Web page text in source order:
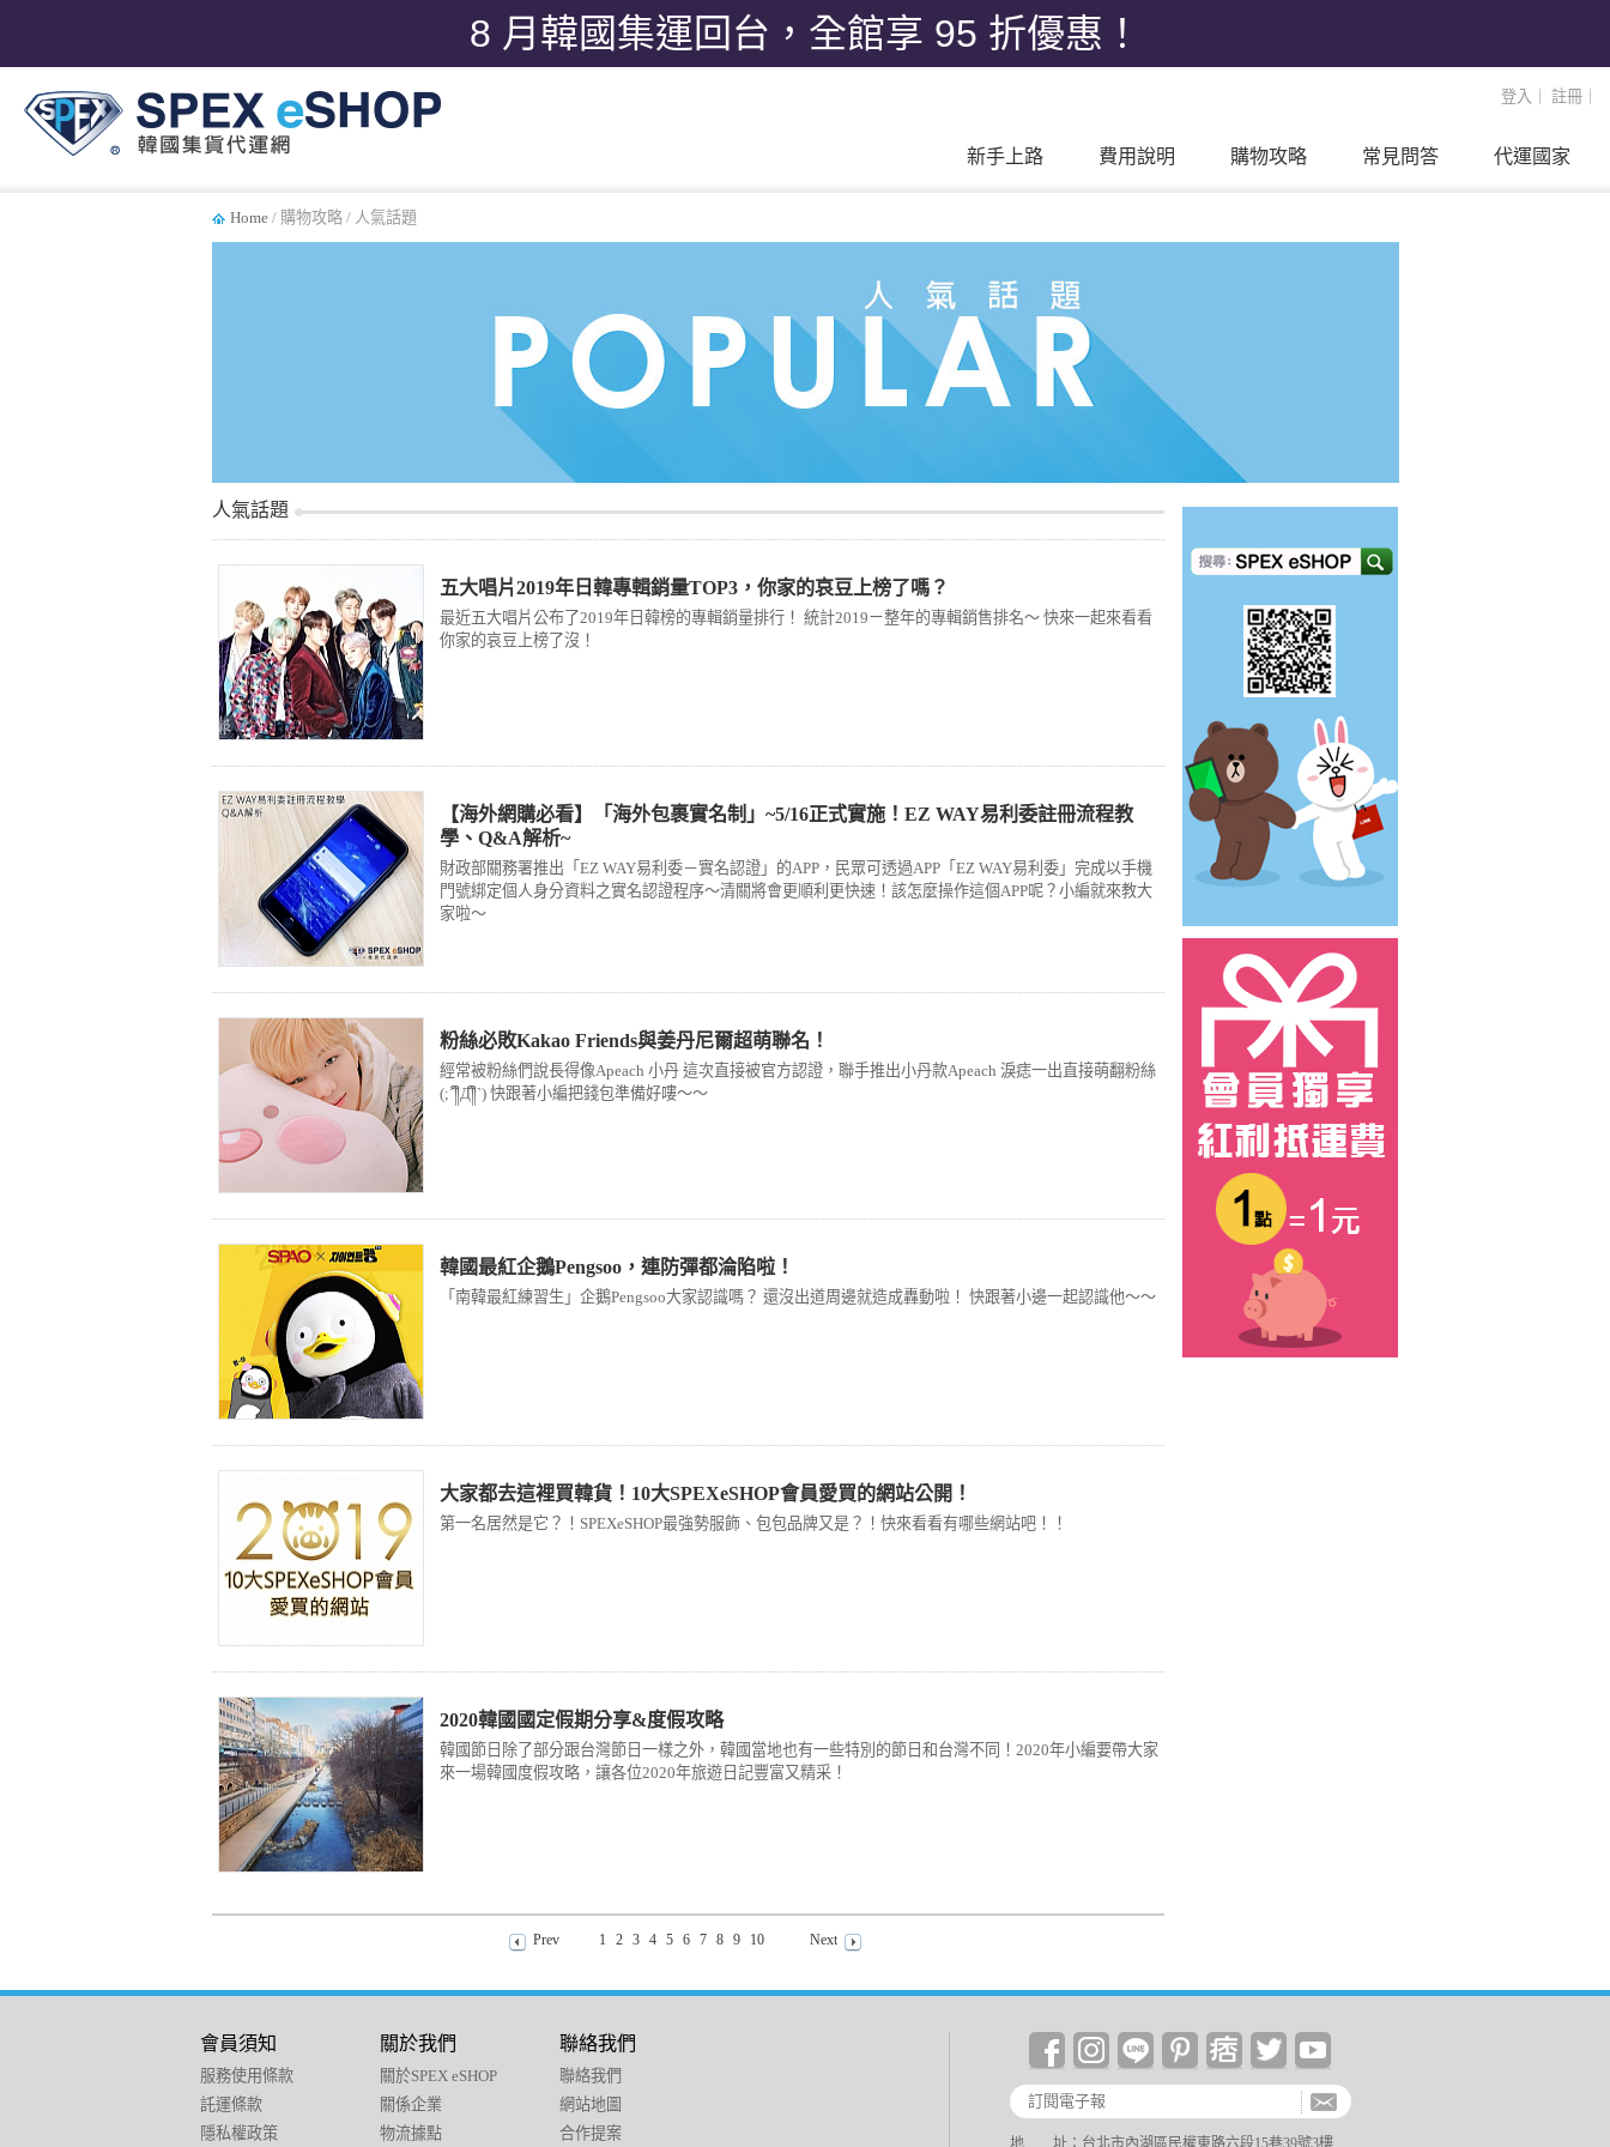
8 月韓國集運回台，全館享 95 折優惠！
登入 註冊
代運國家
常見問答
購物攻略
費用說明
新手上路
Home / 購物攻略 / 人氣話題
人氣話題
五大唱片2019年日韓專輯銷量TOP3，你家的哀豆上榜了嗎？
最近五大唱片公布了2019年日韓榜的專輯銷量排行！ 統計2019ㄧ整年的專輯銷售排名～ 快來一起來看看
你家的哀豆上榜了沒！
【海外網購必看】「海外包裹實名制」~5/16正式實施！EZ WAY易利委註冊流程教
學、Q&A解析~
財政部關務署推出「EZ WAY易利委－實名認證」的APP，民眾可透過APP「EZ WAY易利委」完成以手機
門號綁定個人身分資料之實名認證程序～清關將會更順利更快速！該怎麼操作這個APP呢？小編就來教大
家啦～
粉絲必敗Kakao Friends與姜丹尼爾超萌聯名！
經常被粉絲們說長得像Apeach 小丹 這次直接被官方認證，聯手推出小丹款Apeach 淚痣一出直接萌翻粉絲
(;´༎ຶД༎ຶ`) 快跟著小編把錢包準備好嘍～～
韓國最紅企鵝Pengsoo，連防彈都淪陷啦！
「南韓最紅練習生」企鵝Pengsoo大家認識嗎？ 還沒出道周邊就造成轟動啦！ 快跟著小邊一起認識他～～
大家都去這裡買韓貨！10大SPEXeSHOP會員愛買的網站公開！
第一名居然是它？！SPEXeSHOP最強勢服飾、包包品牌又是？！快來看看有哪些網站吧！！
2020韓國國定假期分享&度假攻略
韓國節日除了部分跟台灣節日一樣之外，韓國當地也有一些特別的節日和台灣不同！2020年小編要帶大家
來一場韓國度假攻略，讓各位2020年旅遊日記豐富又精采！
Prev 1 2 3 4 5 6 7 8 9 10 Next
會員須知
服務使用條款
託運條款
隱私權政策
關於我們
關於SPEX eSHOP
關係企業
物流據點
聯絡我們
聯絡我們
網站地圖
合作提案
地 址：台北市內湖區民權東路六段15巷39號3樓